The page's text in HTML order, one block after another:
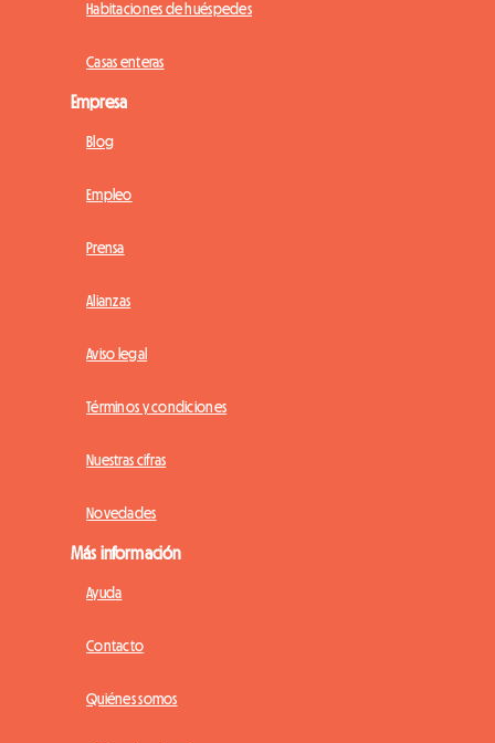
Habitaciones de huéspedes
Casas enteras
Empresa
Blog
Empleo
Prensa
Alianzas
Aviso legal
Términos y condiciones
Nuestras cifras
Novedades
Más información
Ayuda
Contacto
Quiénes somos